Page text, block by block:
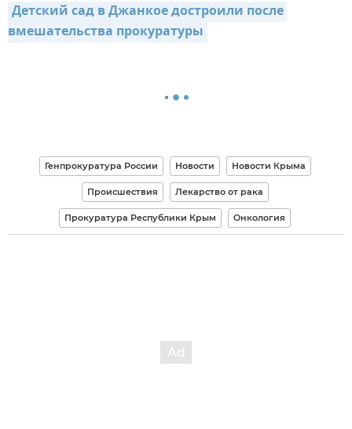
Детский сад в Джанкое достроили после
вмешательства прокуратуры
Генпрокуратура России Новости Новости Крыма
Происшествия Лекарство от рака
Прокуратура Республики Крым Онкология